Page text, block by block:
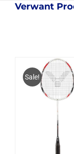
Verwant
Sale!